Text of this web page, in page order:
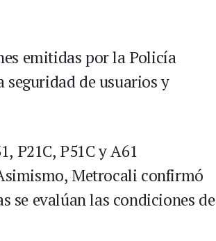
emitidas por la Policía
de usuarios y
P21C, P51C y A61
Metrocali confirmó
se evalúan las condiciones de